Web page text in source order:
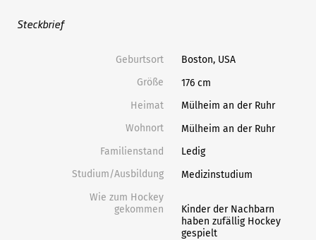
Steckbrief
Geburtsort
Boston, USA
Größe
176 cm
Heimat
Mülheim an der Ruhr
Wohnort
Mülheim an der Ruhr
Familienstand
Ledig
Studium/Ausbildung
Medizinstudium
Wie zum Hockey
gekommen
Kinder der Nachbarn
haben zufällig Hockey
gespielt